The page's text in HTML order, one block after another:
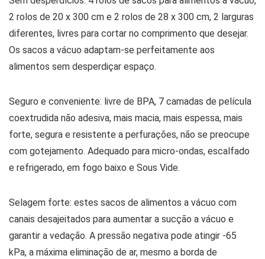
2 rolos de 20 x 300 cm e 2 rolos de 28 x 300 cm, 2 larguras
diferentes, livres para cortar no comprimento que desejar.
Os sacos a vácuo adaptam-se perfeitamente aos
alimentos sem desperdiçar espaço.
Seguro e conveniente: livre de BPA, 7 camadas de película
coextrudida não adesiva, mais macia, mais espessa, mais
forte, segura e resistente a perfurações, não se preocupe
com gotejamento. Adequado para micro-ondas, escalfado
e refrigerado, em fogo baixo e Sous Vide.
Selagem forte: estes sacos de alimentos a vácuo com
canais desajeitados para aumentar a sucção a vácuo e
garantir a vedação. A pressão negativa pode atingir -65
kPa, a máxima eliminação de ar, mesmo a borda de